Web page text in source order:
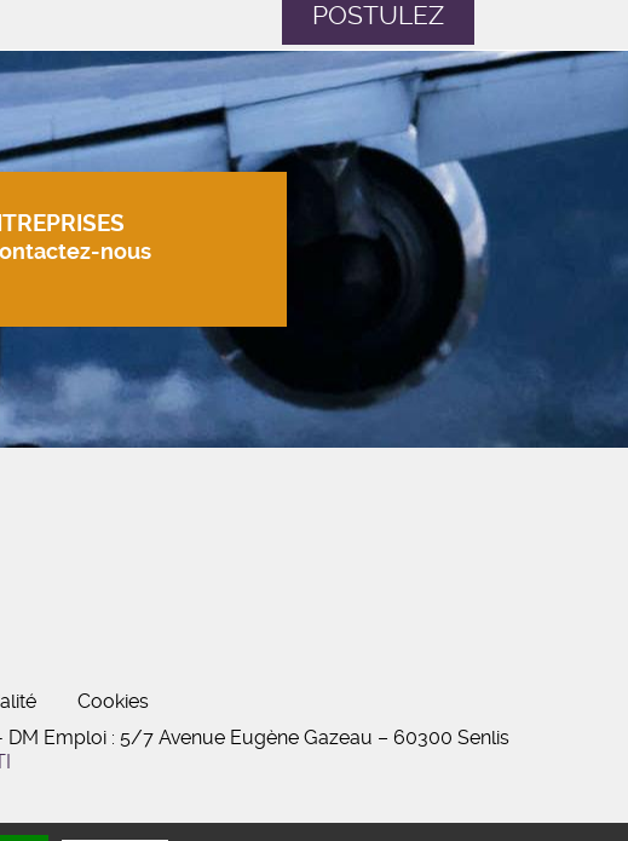
POSTULEZ
nous
Cookies
DM Emploi : 5/7 Avenue Eugène Gazeau – 60300 Senlis